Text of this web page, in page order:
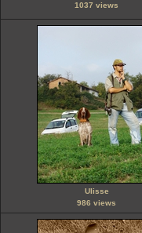
1037 views
Ulisse
986 views